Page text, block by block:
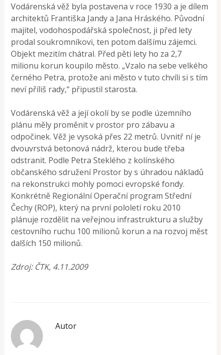
Vodárenská věž byla postavena v roce 1930 a je dílem
architektů Františka Jandy a Jana Hráského. Původní
majitel, vodohospodářská společnost, ji před lety
prodal soukromníkovi, ten potom dalšímu zájemci.
Objekt mezitím chátral. Před pěti lety ho za 2,7
milionu korun koupilo město. „Vzalo na sebe velkého
černého Petra, protože ani město v tuto chvíli si s tím
neví příliš rady,“ připustil starosta.
Vodárenská věž a její okolí by se podle územního
plánu měly proměnit v prostor pro zábavu a
odpočinek. Věž je vysoká přes 22 metrů. Uvnitř ní je
dvouvrstvá betonová nádrž, kterou bude třeba
odstranit. Podle Petra Steklého z kolínského
občanského sdružení Prostor by s úhradou nákladů
na rekonstrukci mohly pomoci evropské fondy.
Konkrétně Regionální Operační program Střední
Čechy (ROP), který na první pololetí roku 2010
plánuje rozdělit na veřejnou infrastrukturu a služby
cestovního ruchu 100 milionů korun a na rozvoj měst
dalších 150 milionů.
Zdroj: ČTK, 4.11.2009
Autor